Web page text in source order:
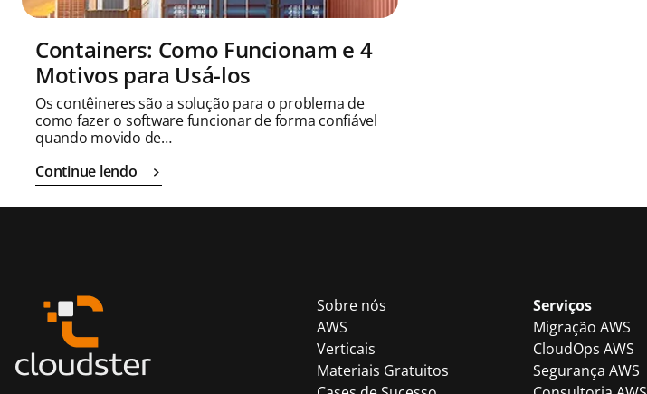
Containers: Como Funcionam e 4
Motivos para Usá-los
Os contêineres são a solução para o problema de
como fazer o software funcionar de forma confiável
quando movido de…
Continue lendo
Sobre nós
AWS
Verticais
Materiais Gratuitos
Serviços
Migração AWS
CloudOps AWS
Segurança AWS